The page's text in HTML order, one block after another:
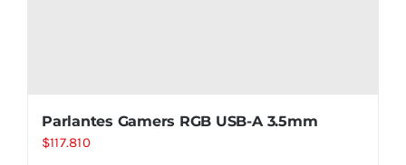
Parlantes Gamers RGB USB-A 3.5mm
$117.810